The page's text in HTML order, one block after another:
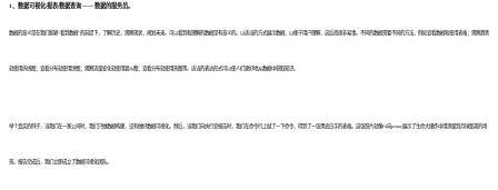
1、数据可视化/报表/数据查询 —— 数据的服务员。
数据的意义是在我们能够“看到数据”的前提下，了解历史，观察现状，规划未来。可以看到和理解的数据是有意义的。以适当的方式展示数据，以便于用户理解，这反而绝非易事。不同的数据需要不同的方法，例如查看数据和使用表格；观察趋势
就使用折线图；查看分布就使用饼图；观察流量变化就使用漏斗图；查看分布就使用热图等。适当的表达形式可以使人们更好地从数据中获取知识。
举个真实的例子，当我们在一家公司时，我们只做数据构建，没有做好数据可视化。然后，当我们向执行官报告时，我们在命令行上敲了一下命令，得到了一张黑底白字的表格。这张照片就像F4向penny展示了生命大爆炸中用测量到月球距离的场
景。报告完成后，我们立即成立了数据可视化团队。